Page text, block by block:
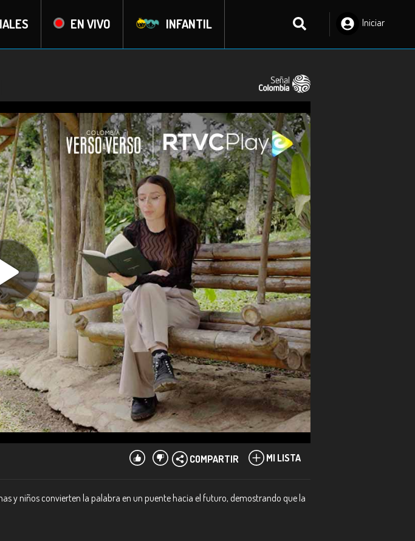
EN VIVO INFANTIL
Iniciar
MI LISTA
COMPARTIR
y niños convierten la palabra en un puente hacia el futuro, demostrando que la